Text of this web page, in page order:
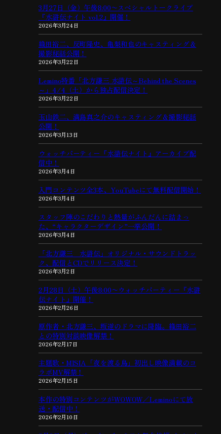
3月27日（金）午後8:00〜スペシャルトークライブ
『水滸伝ナイト vol.2』開催！
2026年3月24日
織田裕二、反町隆史、亀梨和也のキャスティング＆
撮影秘話公開！
2026年3月22日
Lemino特番「北方謙三 水滸伝～Behind the Scenes
～」4/4（土）から独占配信決定！
2026年3月22日
玉山鉄二、満島真之介のキャスティング＆撮影秘話
公開！
2026年3月13日
ウォッチパーティー『水滸伝ナイト』アーカイブ配
信中！
2026年3月4日
入門コンテンツ全3本、YouTubeにて無料配信開始！
2026年3月4日
スタッフ陣のこだわりと熱量がふんだんに詰まっ
た、“キャラクターデザイン”一挙公開！
2026年3月4日
「北方謙三 水滸伝」オリジナル・サウンドトラッ
ク、配信とCDでリリース決定！
2026年3月2日
2月28日（土）午後8:00〜ウォッチパーティー『水滸
伝ナイト』開催！
2026年2月26日
原作者・北方謙三、叛逆のドラマに降臨。織田裕二
との特別対談映像解禁！
2026年2月17日
主題歌・MISIA「夜を渡る鳥」初出し映像満載のコ
ラボMV解禁！
2026年2月15日
本作の特別コンテンツがWOWOW／Leminoにて放
送・配信中！
2026年2月10日